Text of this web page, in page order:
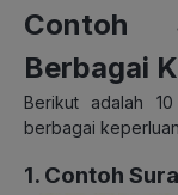
Contoh
Berbagai
Berikut adalah
berbagai
1. Contoh